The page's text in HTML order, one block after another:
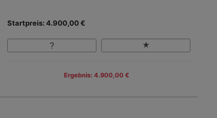
Startpreis: 4.900,00 €
Ergebnis: 4.900,00 €